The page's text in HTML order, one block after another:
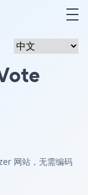
网站，无需编码